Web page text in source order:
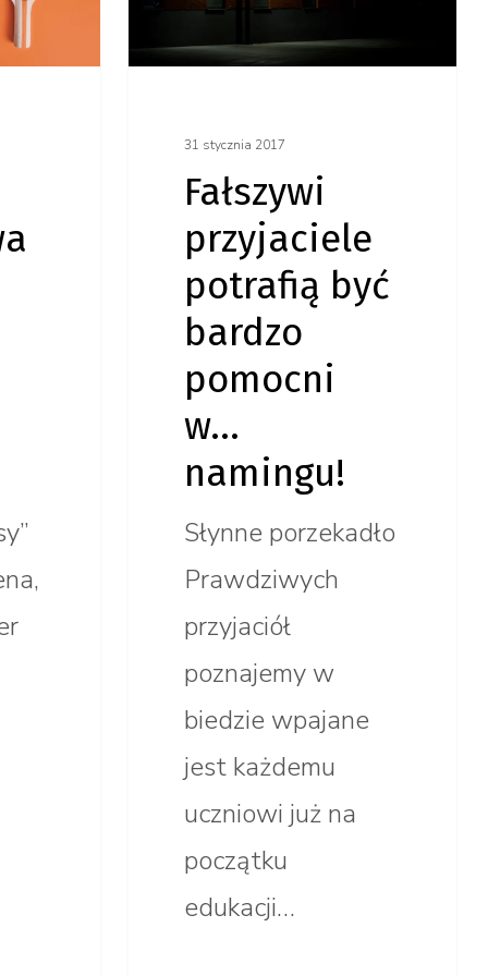
być
bardzo
namingu!
31 stycznia 2017
Fałszywi
przyjaciele
potrafią być
bardzo
pomocni
w…
namingu!
Słynne porzekadło
Prawdziwych
przyjaciół
poznajemy w
biedzie wpajane
jest każdemu
uczniowi już na
początku
edukacji…